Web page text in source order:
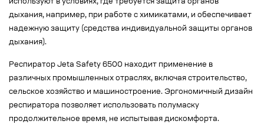
используют в условиях, где требуется защита органов
дыхания, например, при работе с химикатами, и обеспечивает
надежную защиту (средства индивидуальной защиты органов
дыхания).
Респиратор Jeta Safety 6500 находит применение в
различных промышленных отраслях, включая строительство,
сельское хозяйство и машиностроение. Эргономичный дизайн
респиратора позволяет использовать полумаску
продолжительное время, не испытывая дискомфорта.